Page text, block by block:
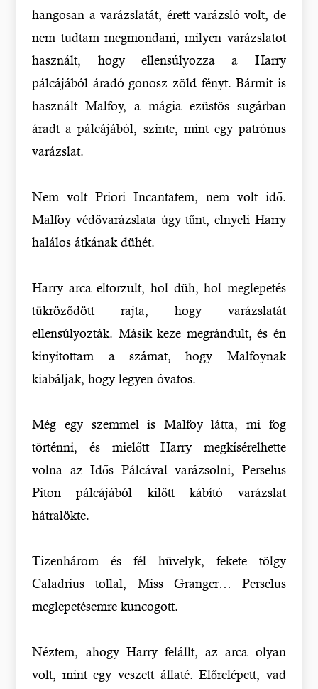
hangosan a varázslatát, érett varázsló volt, de
nem tudtam megmondani, milyen varázslatot
használt, hogy ellensúlyozza a Harry
pálcájából áradó gonosz zöld fényt. Bármit is
használt Malfoy, a mágia ezüstös sugárban
áradt a pálcájából, szinte, mint egy patrónus
varázslat.
Nem volt Priori Incantatem, nem volt idő.
Malfoy védővarázslata úgy tűnt, elnyeli Harry
halálos átkának dühét.
Harry arca eltorzult, hol düh, hol meglepetés
tükröződött rajta, hogy varázslatát
ellensúlyozták. Másik keze megrándult, és én
kinyitottam a számat, hogy Malfoynak
kiabáljak, hogy legyen óvatos.
Még egy szemmel is Malfoy látta, mi fog
történni, és mielőtt Harry megkísérelhette
volna az Idős Pálcával varázsolni, Perselus
Piton pálcájából kilőtt kábító varázslat
hátralökte.
Tizenhárom és fél hüvelyk, fekete tölgy
Caladrius tollal, Miss Granger… Perselus
meglepetésemre kuncogott.
Néztem, ahogy Harry felállt, az arca olyan
volt, mint egy veszett állaté. Előrelépett, vad